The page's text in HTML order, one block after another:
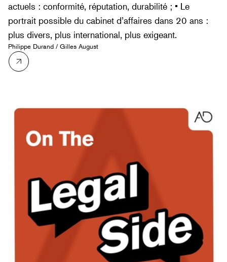
actuels : conformité, réputation, durabilité ; • Le
portrait possible du cabinet d’affaires dans 20 ans :
plus divers, plus international, plus exigeant.
Philippe Durand / Gilles August